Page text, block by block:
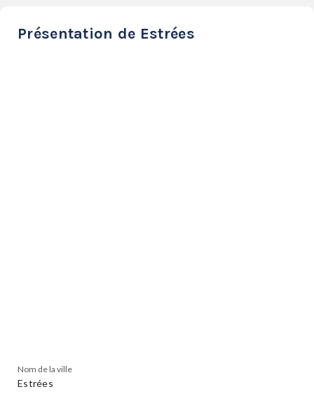
Présentation de Estrées
Nom de la ville
Estrées